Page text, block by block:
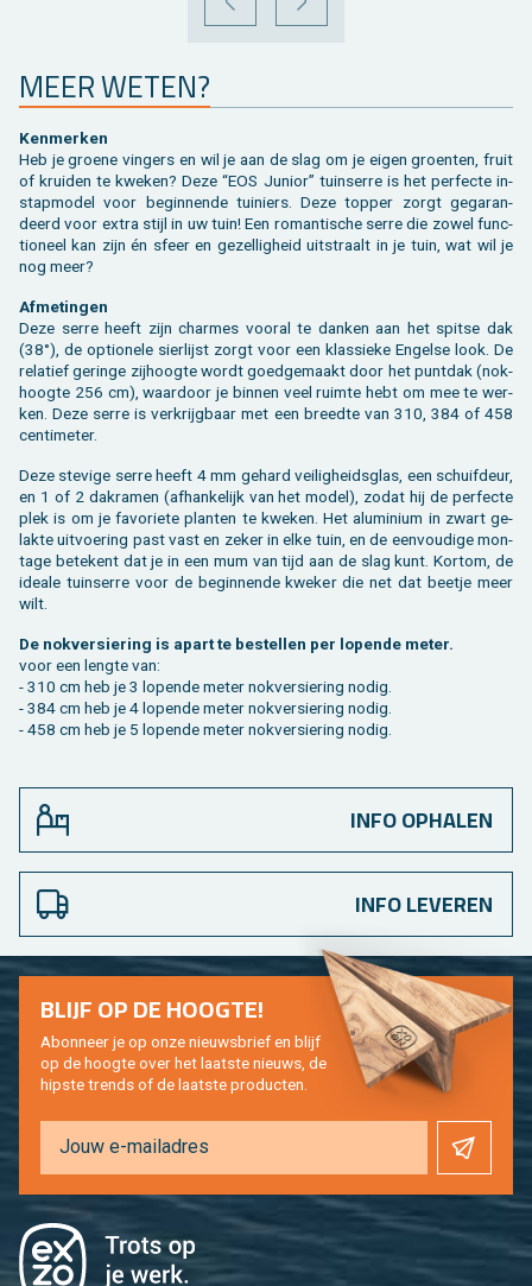
VORIGE VOLGENDE
MEER WETEN?
Ken­mer­ken
Heb je groe­ne vin­gers en wil je aan de slag om je eigen groen­ten, fruit
of krui­den te kwe­ken? Deze “EOS Ju­ni­or” tuin­ser­re is het per­fec­te in­
stap­mo­del voor be­gin­nen­de tui­niers. Deze top­per zorgt ge­ga­ran­
deerd voor extra stijl in uw tuin! Een ro­man­ti­sche serre die zowel func­
ti­o­neel kan zijn én sfeer en ge­zel­lig­heid uit­straalt in je tuin, wat wil je
nog meer?
Af­me­tin­gen
Deze serre heeft zijn char­mes voor­al te dan­ken aan het spit­se dak
(38°), de op­ti­o­ne­le sier­lijst zorgt voor een klas­sie­ke En­gel­se look. De
re­la­tief ge­rin­ge zij­hoog­te wordt goed­ge­maakt door het punt­dak (nok­
hoog­te 256 cm), waar­door je bin­nen veel ruim­te hebt om mee te wer­
ken. Deze serre is ver­krijg­baar met een breed­te van 310, 384 of 458
cen­ti­me­ter.
Deze ste­vi­ge serre heeft 4 mm ge­hard vei­lig­heids­glas, een schuif­deur,
en 1 of 2 dak­ra­men (af­han­ke­lijk van het model), zodat hij de per­fec­te
plek is om je fa­vo­rie­te plan­ten te kwe­ken. Het alu­mi­ni­um in zwart ge­
lak­te uit­voe­ring past vast en zeker in elke tuin, en de een­vou­di­ge mon­
ta­ge be­te­kent dat je in een mum van tijd aan de slag kunt. Kort­om, de
ide­a­le tuin­ser­re voor de be­gin­nen­de kwe­ker die net dat beet­je meer
wilt.
De nok­ver­sie­ring is apart te be­stel­len per lo­pen­de meter.
voor een leng­te van:
- 310 cm heb je 3 lo­pen­de meter nok­ver­sie­ring nodig.
- 384 cm heb je 4 lo­pen­de meter nok­ver­sie­ring nodig.
- 458 cm heb je 5 lo­pen­de meter nok­ver­sie­ring nodig.
INFO OPHALEN
INFO LEVEREN
BLIJF OP DE HOOG­TE!
Abon­neer je op onze nieuws­brief en blijf
op de hoog­te over het laat­ste nieuws, de
hip­s­te trends of de laat­ste pro­duc­ten.